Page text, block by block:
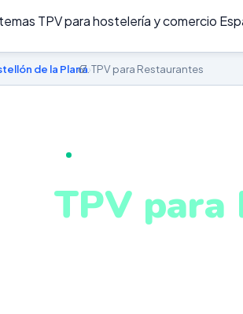
de la Plana›TPV para Restaurantes
TPV para